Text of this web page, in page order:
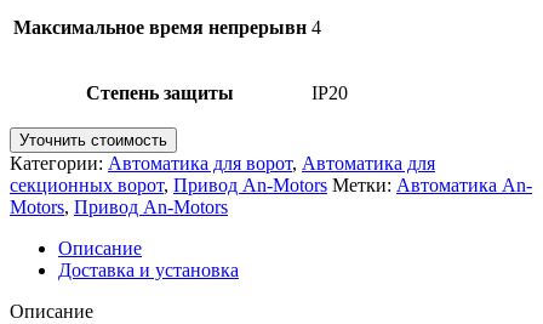
Максимальное время непрерывн 4
Степень защиты IP20
Уточнить стоимость
Категории: Автоматика для ворот, Автоматика для
секционных ворот, Привод An-Motors Метки: Автоматика An-
Motors, Привод An-Motors
Описание
Доставка и установка
Описание